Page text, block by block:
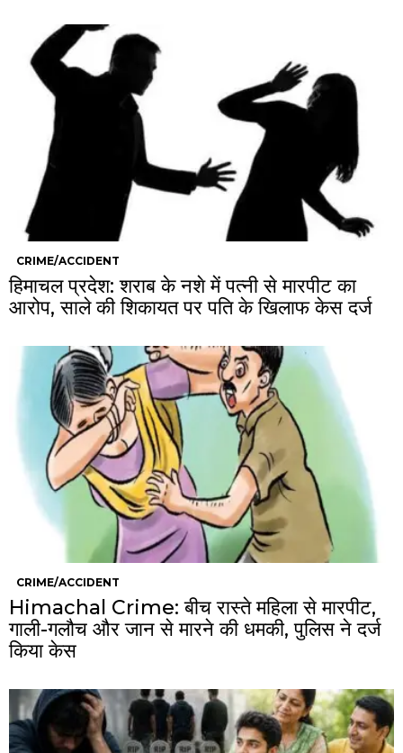
CRIME/ACCIDENT
हिमाचल प्रदेश: शराब के नशे में पत्नी से मारपीट का
आरोप, साले की शिकायत पर पति के खिलाफ केस दर्ज
CRIME/ACCIDENT
Himachal Crime: बीच रास्ते महिला से मारपीट,
गाली-गलौच और जान से मारने की धमकी, पुलिस ने दर्ज
किया केस